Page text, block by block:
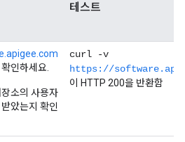
테스트
인하세요.
소의 사용자
았는지 확인
curl -v
https://
이 HTTP 200을 반환함